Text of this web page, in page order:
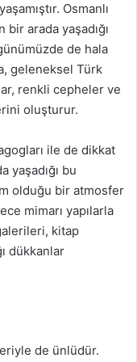
Osmanlı
arada yaşadığı
de hala
geleneksel Türk
renkli cepheler ve
oluşturur.
ile de dikkat
yaşadığı bu
olduğu bir atmosfer
mimarı yapılarla
kitap
dükkanlar
de ünlüdür.